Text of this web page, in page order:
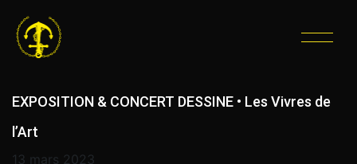
ÉTIQUETTE :
DESSINÉ
EXPOSITION & CONCERT DESSINE • Les Vivres de
l’Art
13 mars 2023